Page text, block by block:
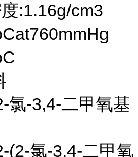
:1.16g/cm3
氯-3,4-二甲氧基
(2-氯-3,4-二甲氧